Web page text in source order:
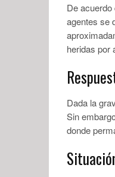
De
agentes se
heridas por
Dada la
Sin
donde